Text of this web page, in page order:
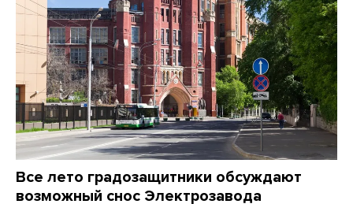
Все лето градозащитники обсуждают
возможный снос Электрозавода